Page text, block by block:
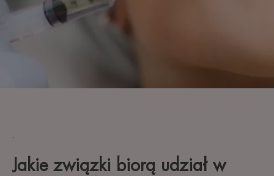
.
Jakie związki biorą udział w